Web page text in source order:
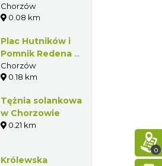
Chorzów
0.08 km
Plac Hutników i
Pomnik Redena w
Chorzowie
Chorzów
0.18 km
Tężnia solankowa
w Chorzowie
0.21 km
Królewska
0